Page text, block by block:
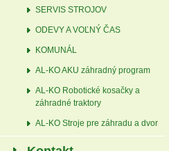
SERVIS STROJOV
ODEVY A VOĽNÝ ČAS
KOMUNÁL
AL-KO AKU záhradný program
AL-KO Robotické kosačky a
záhradné traktory
AL-KO Stroje pre záhradu a dvor